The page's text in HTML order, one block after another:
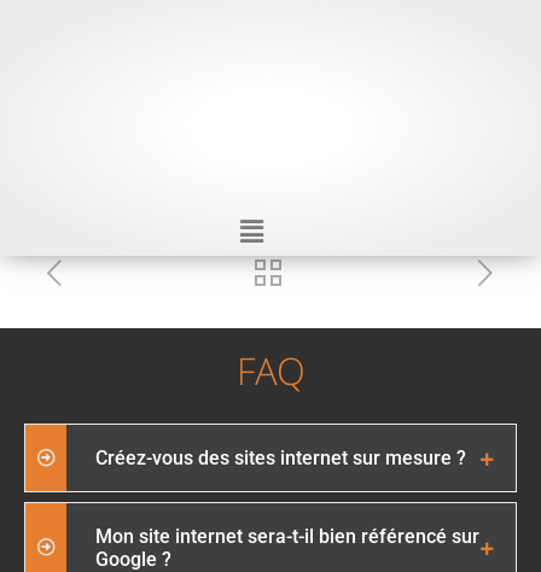
FAQ
Créez-vous des sites internet sur mesure ?
Mon site internet sera-t-il bien référencé sur
Google ?